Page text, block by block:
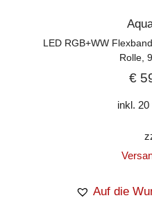
LED RGB+WW
Rolle,
€
inkl.
Auf die